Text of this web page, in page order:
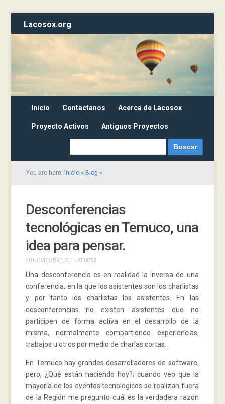
Lacosox.org
Inicio Contactanos Acerca de Lacosox
Proyecto Activos Antiguos Proyectos
You are here: Inicio » Blog »
Desconferencias
tecnológicas en Temuco, una
idea para pensar.
20 NOVIEMBRE, 2011 AT 00:58
Una desconferencia es en realidad la inversa de una
conferencia, en la que los asistentes son los charlistas
y por tanto los charlistas los asistentes. En las
desconferencias no existen asistentes que no
participen de forma activa en el desarrollo de la
misma, normalmente compartiendo experiencias,
trabajos u otros por medio de charlas cortas.
En Temuco hay grandes desarrolladores de software,
pero, ¿Qué están haciendo hoy?; cuando veo que la
mayoría de los eventos tecnológicos se realizan fuera
de la Región me pregunto cuál es la verdadera razón